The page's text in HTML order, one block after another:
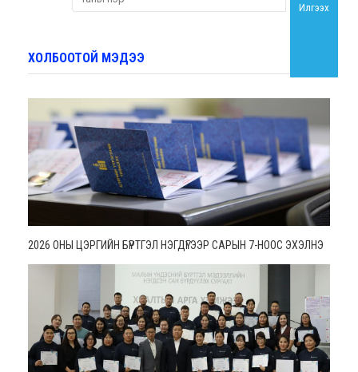
Илгээх
ХОЛБООТОЙ МЭДЭЭ
2026 ОНЫ ЦЭРГИЙН БҮРТГЭЛ НЭГДҮГЭЭР САРЫН 7-НООС ЭХЭЛНЭ